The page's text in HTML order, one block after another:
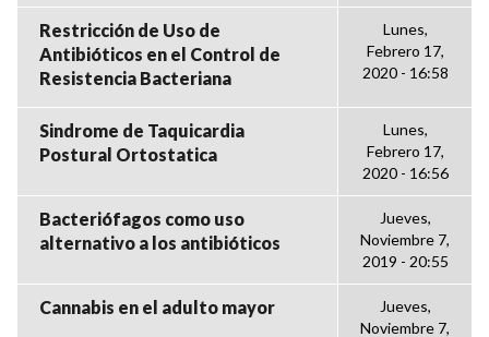
Restricción de Uso de
Antibióticos en el Control de
Resistencia Bacteriana
Lunes,
Febrero 17,
2020 - 16:58
Sindrome de Taquicardia
Postural Ortostatica
Lunes,
Febrero 17,
2020 - 16:56
Bacteriófagos como uso
alternativo a los antibióticos
Jueves,
Noviembre 7,
2019 - 20:55
Cannabis en el adulto mayor
Jueves,
Noviembre 7,